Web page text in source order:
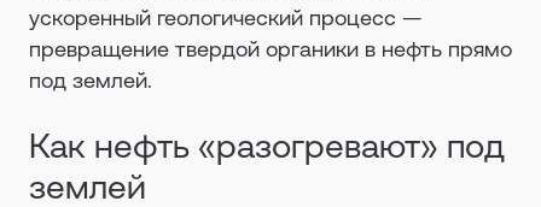
ускоренный геологический процесс —
превращение твердой органики в нефть прямо
под землей.
Как нефть «разогревают» под
землей